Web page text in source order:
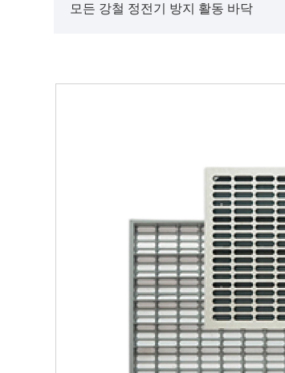
모든 강철 정전기 방지 활동 바닥